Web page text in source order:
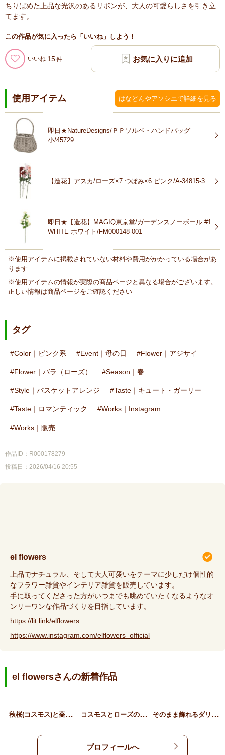
ちりばめた上品な光沢のあるリボンが、大人の可愛らしさを引き立
てます。
この作品が気に入ったら「いいね」しよう！
いいね 15
使用アイテム はなどんやアソシエで詳細を見る
即日★NatureDesigns/ＰＰソルベ・ハンドバッグ
小/45729
【造花】アスカ/ローズ×7 つぼみ×6 ピンク/A-34815-3
即日★【造花】MAGIQ東京堂/ガーデンスノーボール #1
WHITE ホワイト/FM000148-001
※使用アイテムに掲載されていない材料や費用がかかっている場合があ
ります
※使用アイテムの情報が実際の商品ページと異なる場合がございます。
正しい情報は商品ページをご確認ください
タグ
Color｜ピンク系 Event｜母の日 Flower｜アジサイ
Flower｜バラ（ローズ） Season｜春
Style｜バスケットアレンジ Taste｜キュート・ガーリー
Taste｜ロマンティック Works｜Instagram
Works｜販売
作品ID：R000178279
投稿日：2026/04/16 20:55
el flowers
上品でナチュラル、そして大人可愛いをテーマに少しだけ個性的
なフラワー雑貨やインテリア雑貨を販売しています。
手に取ってくださった方がいつまでも眺めていたくなるようなオ
ンリーワンな作品づくりを目指しています。
https://lit.link/elflowers
https://www.instagram.com/elflowers_official
el flowersさんの新着作品
秋
桜(コスモス)と薔薇のア… コ
スモスとローズのアンティ… そ
のまま飾れるダリアとロー…
プロフィールへ